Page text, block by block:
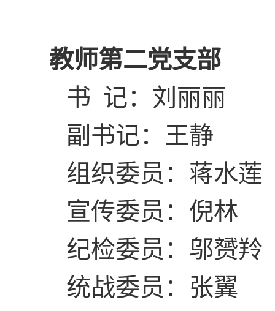
教师第二党支部
书 记：刘丽丽
副书记：王静
组织委员：蒋水莲
宣传委员：倪林
纪检委员：邬赟羚
统战委员：张翼